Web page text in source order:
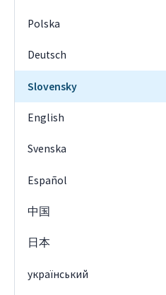
Polska
Deutsch
Slovensky
English
Svenska
Español
中国
日本
український